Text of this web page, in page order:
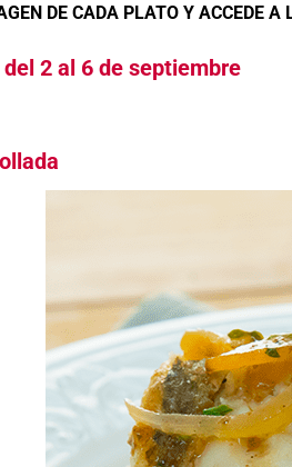
DE CADA PLATO Y ACCEDE A
2 al 6 de septiembre